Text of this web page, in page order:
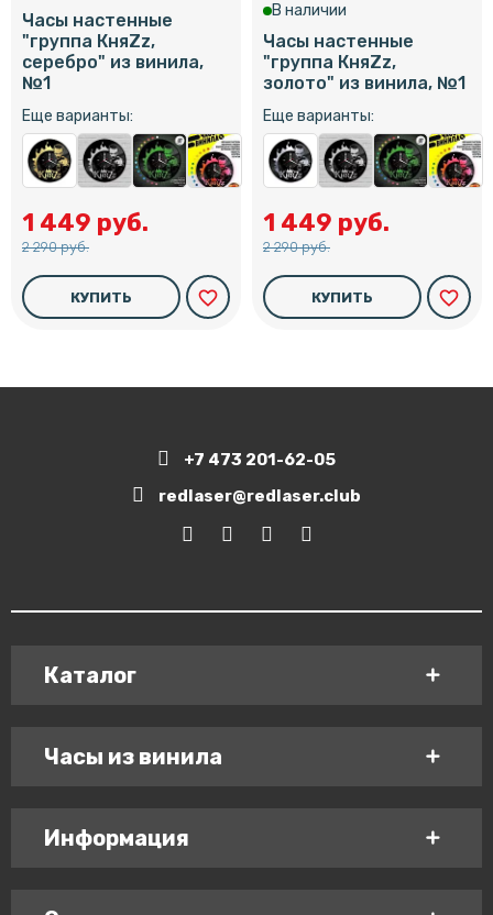
Часы настенные
"группа КняZz,
серебро" из винила,
№1
Еще варианты:
1 449 руб.
2 290 руб.
КУПИТЬ favorite_border
В наличии
Часы настенные
"группа КняZz,
золото" из винила, №1
Еще варианты:
1 449 руб.
2 290 руб.
КУПИТЬ favorite_border
+7 473 201-62-05
redlaser@redlaser.club
Каталог
Часы из винила
Информация